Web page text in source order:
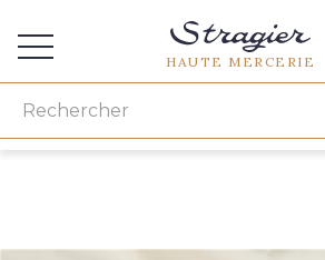
HAUTE MERCERIE